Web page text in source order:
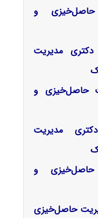
و
مدیریت
حاصل‌خیزی و
مدیریت
حاصل‌خیزی و
حاصل‌خیزی